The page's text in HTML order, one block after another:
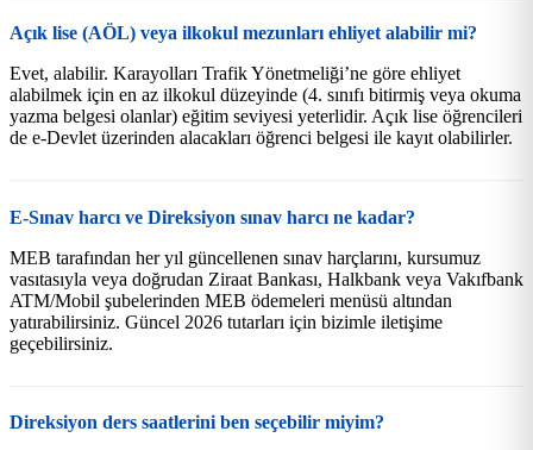
Açık lise (AÖL) veya ilkokul mezunları ehliyet alabilir mi?
Evet, alabilir. Karayolları Trafik Yönetmeliği’ne göre ehliyet
alabilmek için en az ilkokul düzeyinde (4. sınıfı bitirmiş veya okuma
yazma belgesi olanlar) eğitim seviyesi yeterlidir. Açık lise öğrencileri
de e-Devlet üzerinden alacakları öğrenci belgesi ile kayıt olabilirler.
E-Sınav harcı ve Direksiyon sınav harcı ne kadar?
MEB tarafından her yıl güncellenen sınav harçlarını, kursumuz
vasıtasıyla veya doğrudan Ziraat Bankası, Halkbank veya Vakıfbank
ATM/Mobil şubelerinden MEB ödemeleri menüsü altından
yatırabilirsiniz. Güncel 2026 tutarları için bizimle iletişime
geçebilirsiniz.
Direksiyon ders saatlerini ben seçebilir miyim?